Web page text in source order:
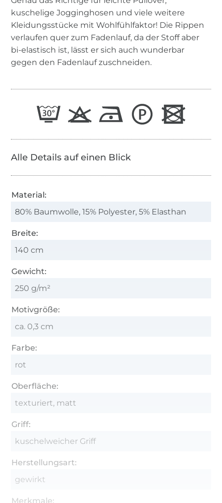
kuschelige Jogginghosen und viele weitere
Kleidungsstücke mit Wohlfühlfaktor! Die Rippen
verlaufen quer zum Fadenlauf, da der Stoff aber
bi-elastisch ist, lässt er sich auch wunderbar
gegen den Fadenlauf zuschneiden.
Alle Details auf einen Blick
Material:
80% Baumwolle, 15% Polyester, 5% Elasthan
Breite:
140 cm
Gewicht:
250 g/m²
Motivgröße:
ca. 0,3 cm
Farbe:
rot
Oberfläche:
texturiert, matt
Griff:
kuschelweicher Griff
Herstellungsart:
gewirkt
Merkmale: